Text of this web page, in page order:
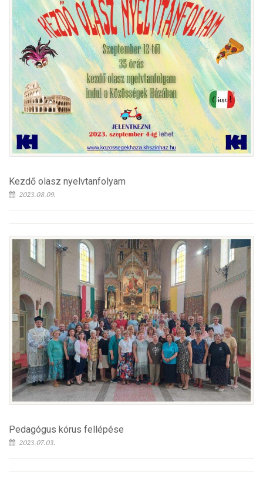
Kezdő olasz nyelvtanfolyam
2023.08.09.
Pedagógus kórus fellépése
2023.07.03.